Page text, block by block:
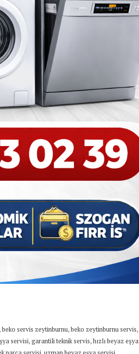
,beko servis zeytinburnu,beko zeytinburnu servis,
servisi,garantili teknik servis,hızlı beyaz eşya